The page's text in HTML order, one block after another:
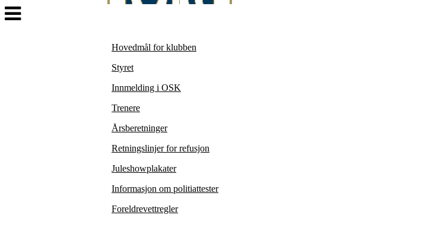
Veksle
navigasjon
Hovedmål for klubben
Styret
Innmelding i OSK
Trenere
Årsberetninger
Retningslinjer for refusjon
Juleshowplakater
Informasjon om politiattester
Foreldrevettregler